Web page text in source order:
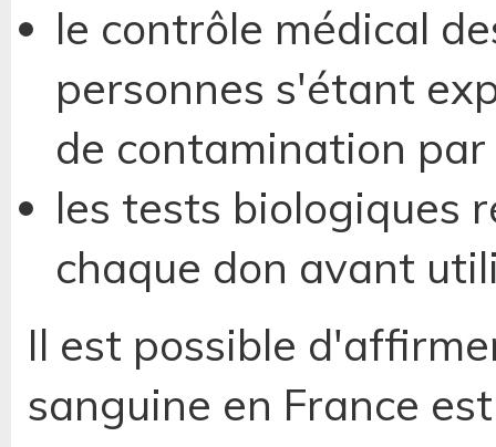
le contrôle médical
personnes s'étant
de contamination par
les tests biologiques
chaque don avant
Il est possible
sanguine en France